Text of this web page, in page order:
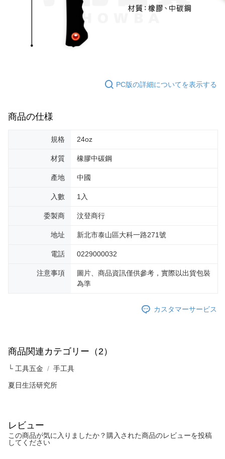
リをダウンロードして AFTEE 会員になるとお支払い期限を最長 45 日以内
お支払期限は、ショップが請求した期日と、AFTEEで延長できる日数をも
とに計算されます。AFTEEで注文すると、商品を受け取るまで支払い期限
を延長できますが、商品を期限内に受け取れない場合があります（例：予
2.決済金額は最低NT$20です。
3.現在、台湾の会員のみご利用いただけます。
三、利用規約「AFTEE代金後払い」（以下当サービスという）はネットプ
ます。当サービスご利用の際に提供しなければならない個人情報（注文者
限らない）は、AFTEEに渡され当サービスで必要な範囲内で利用されま
ームページの『個人情報の収集、処理及び利用に関する声明』をご参照く
AFTEEの初回ご利用の際に、審査を通過すれば、最高額がNT$10,000にな
ります。支払い期限を過ぎた場合、その金額に基づいて年利20%の遅延滞
納金が加算されます。未成年の利用者は、事前に法定代理人または後見人
行使したい場合は、ネットプロテクションズcs_tw@netprotections.co.jp
にご連絡ください。上記に示した個人情報を、必要な購入注文書とあわせ
配送毎にNT$60、NT$599以上で送料無料
配送毎にNT$60、NT$599以上で送料無料
PC版の詳細についてを表示する
商品の仕様
規格 24oz
材質 橡膠中碳鋼
產地 中國
入數 1入
委製商 汶登商行
地址 新北市泰山區大科一路271號
電話 0229000032
注意事項
圖片、商品資訊僅供參考，實際以出貨包裝
為準
カスタマーサービス
商品関連カテゴリー（2）
└ 工具五金 手工具
夏日生活研究所
レビュー
この商品が気に入りましたか？購入された商品のレビューを投稿
してください